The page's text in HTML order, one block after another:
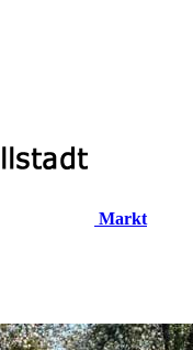
Markt